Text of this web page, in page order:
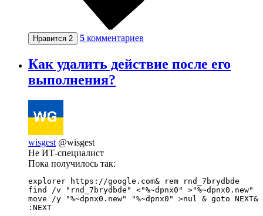
Нравится 2 5 комментариев
Как удалить действие после его
выполнения?
wisgest @wisgest
Не ИТ-специалист
Пока получилось так:
explorer https://google.com& rem rnd_7brydbde
find /v "rnd_7brydbde" <"%~dpnx0" >"%~dpnx0.new"
move /y "%~dpnx0.new" "%~dpnx0" >nul & goto NEXT&
:NEXT